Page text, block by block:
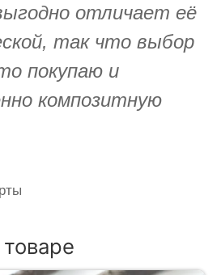
отличает её
так что выбор
покупаю и
композитную